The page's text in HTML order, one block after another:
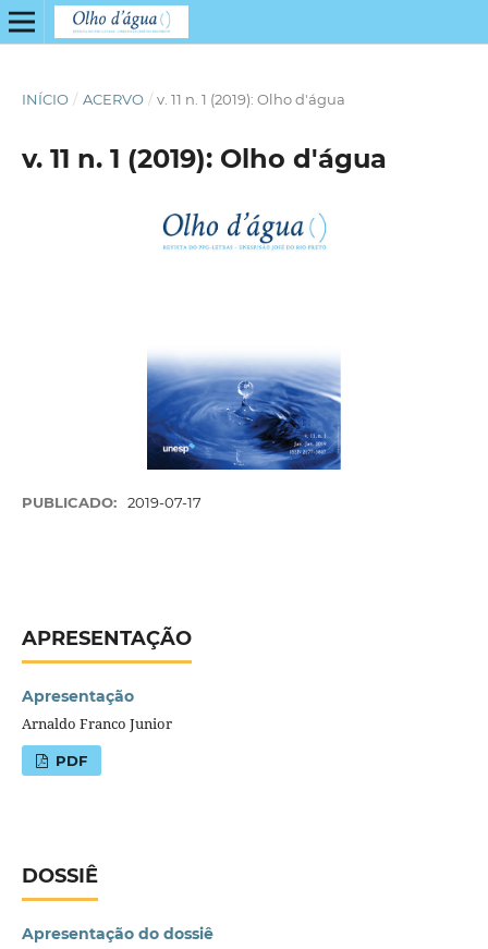
INÍCIO / ACERVO / v. 11 n. 1 (2019): Olho d'água
v. 11 n. 1 (2019): Olho d'água
PUBLICADO: 2019-07-17
APRESENTAÇÃO
Apresentação
Arnaldo Franco Junior
PDF
DOSSIÊ
Apresentação do dossiê